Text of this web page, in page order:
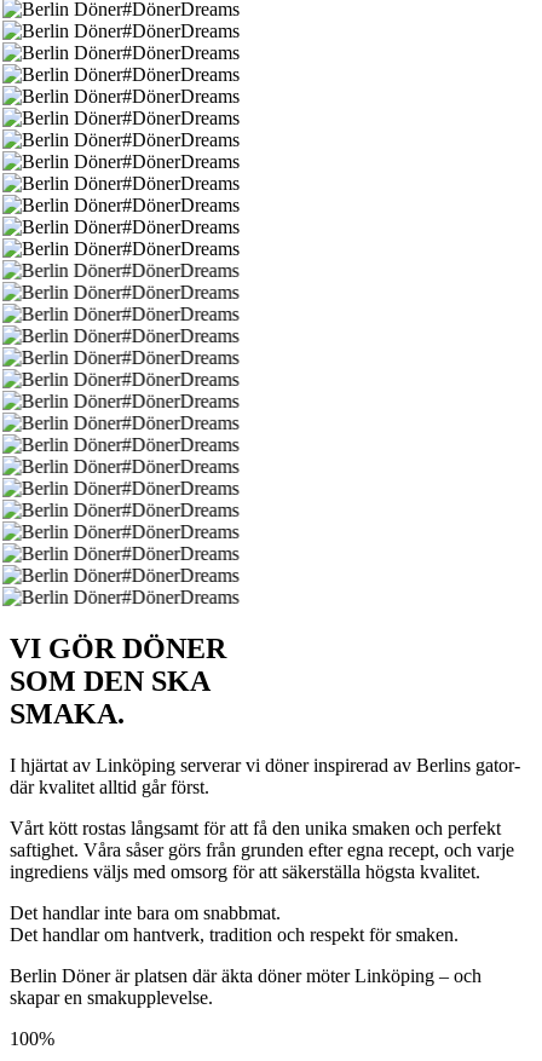
#DönerDreams
#DönerDreams
#DönerDreams
#DönerDreams
#DönerDreams
#DönerDreams
#DönerDreams
#DönerDreams
#DönerDreams
#DönerDreams
#DönerDreams
#DönerDreams
#DönerDreams
#DönerDreams
#DönerDreams
#DönerDreams
#DönerDreams
#DönerDreams
#DönerDreams
#DönerDreams
#DönerDreams
#DönerDreams
#DönerDreams
#DönerDreams
#DönerDreams
#DönerDreams
#DönerDreams
#DönerDreams
VI GÖR DÖNER
SOM DEN SKA
SMAKA.
I hjärtat av Linköping serverar vi döner inspirerad av Berlins gator-
där kvalitet alltid går först.
Vårt kött rostas långsamt för att få den unika smaken och perfekt
saftighet. Våra såser görs från grunden efter egna recept, och varje
ingrediens väljs med omsorg för att säkerställa högsta kvalitet.
Det handlar inte bara om snabbmat.
Det handlar om hantverk, tradition och respekt för smaken.
Berlin Döner är platsen där äkta döner möter Linköping – och
skapar en smakupplevelse.
100%